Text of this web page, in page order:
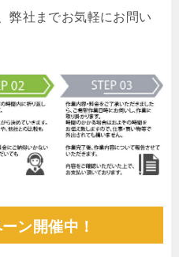
弊社までお気軽にお問い
ン開催中！